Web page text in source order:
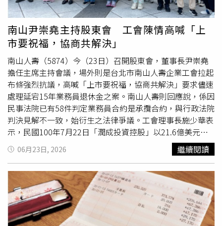
進一步解釋為何說基本面將翻轉政策面，主要有四大利因：
第一是經濟高度成長：AI產業帶動半導體、伺服器、雲端運
算及相關供應鏈持續成長，台灣GDP維持相對強勁表現，
2026預期增長9.4%，經濟成長代表企業獲利增加、就業穩
定與所得提升，最終都將反映在住宅需求上。第二是通膨效
應：全球已進入高成本時代，營建成本、人工成本及土地成
本持續墊高。房地產作為抗通膨資產，其長期價值自然受到
支撐。第三是資金動能：近年股市創造大量財富效果，未來
當股市進入高檔震盪階段後，部分獲利資金勢必尋求新的資
產配置方向，而房地產仍是台灣資金最重要的停泊港之一。
第四是需求壓制，供給收縮：近年因需求被壓制，建商推案
趨於保守，新供給成長有限，而都更、危老與土地取得難度
持續增加，未來供給面反而逐漸收縮。這四股力量正在市場
底部持續累積。房市醞釀反彈走勢三步曲：2026 H2修正、
2027 H1築底、2027 Q3回溫李同榮認為，目前房市仍未完
全脫離修正階段。2026下半年市場價格仍有小幅修正空
間，但跌幅已逐漸收斂，交易量也將逐季回溫。進入2027
上半年後，市場將進入止跌盤穩築底階段。隨著信用管制逐
在明顯壓力。許淑華表示，去年超大豪雨造成信義區吳興地
區、福德地區嚴重淹水，今年豪雨再度來襲，同樣區域又出
現積淹水情形。這已非單一事件，而是長期存在卻未被有效
解決的系統性問題。事實上，相關地區的排水改善與水土保
持問題，多年前就已被提出警訊，地方民代也曾要求市府評
估擋水牆等改善措施，但至今仍未見具體成果。許淑華說，
更令人擔憂的是，蔣萬安市府至今看不出完整且具體的治水
藍圖。面對極端降雨日益頻繁的現況，市府沒有提出明確的
治水目標，沒有系統性建置擋水牆等防洪設施，也未積極評
估滯洪池等更具前瞻性的調洪措施。許淑華提到，過去柯文
哲擔任市長時，曾投入155億元預算推動「海綿城市」建
設，目標就是提升城市面對強降雨的調適能力，包含透水鋪
面、雨撲滿、綠屋頂、污水再利用等。然而當豪雨一次次來
襲，同樣地點反覆淹水，讓人不得不追問：市府是否已針對
失效環節進行全面檢討？許淑華說，今年北市府預計編列25
億投入治水工作，比2022年蔣市長上任前年度預算11億還
多兩倍，而蔣萬安市長上任至今，每年還是淹水！新的治水
戰略與具體改善計畫到底在哪裡？這是市民迫切想知道的！
南山尹崇堯主持股東會 工會陳情高喊「上
市要祝福，協商共解決」
南山人壽（5874）今（23日）召開股東會，董事長尹崇堯
擔任主席主持會議，場外則是台北市南山人壽企業工會拉起
布條強烈抗議，高喊「上市要祝福，協商共解決」要求儘速
處理延宕15年業務員退休金之案。南山人壽則回應說，係因
民事法院已有58件判定業務員合約是承攬合約，與行政法院
判決見解不一致，始衍生之法律爭議。工會理事長施少華表
示，民國100年7月22日「潤成投資控股」以21.6億美元
（約新台幣628億元）得標美國AIG集團旗下南山人壽
97.57%的股權，該價格遠低於當時中國信託金控的標購價
30億美元。這中間高達8.6億美元（約新台幣252億元）的
價差，本質上就是業務員的退休金與權益。南山人壽表示，
公司向來恪守法律規範，希望循法律途徑以弭平相關爭議。
由於所爭議之議題核心在於公司與業務員間法律關係認定，
涉及公司整體業務制度，其影響擴及適用相同業務制度之全
06月23日, 2026 繼續閱讀